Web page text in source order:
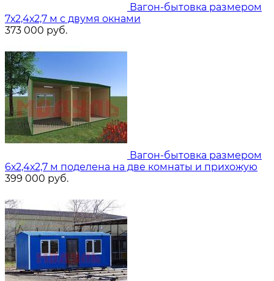
Вагон-бытовка размером
7х2,4х2,7 м с двумя окнами
373 000 руб.
Вагон-бытовка размером
6х2,4х2,7 м поделена на две комнаты и прихожую
399 000 руб.